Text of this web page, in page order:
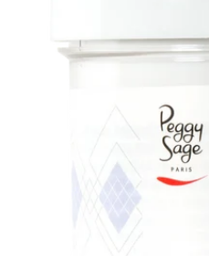
supporto 0 in modalità modale